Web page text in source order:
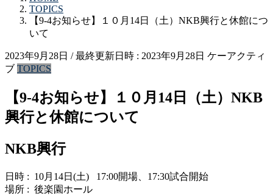
TOPICS
【9-4お知らせ】１０月14日（土）NKB興行と休館につ
いて
2023年9月28日 / 最終更新日時 : 2023年9月28日 ケーアクティ
ブ TOPICS
【9-4お知らせ】１０月14日（土）NKB
興行と休館について
NKB興行
日時 : 10月14日(土) 17:00開場、17:30試合開始
場所 : 後楽園ホール